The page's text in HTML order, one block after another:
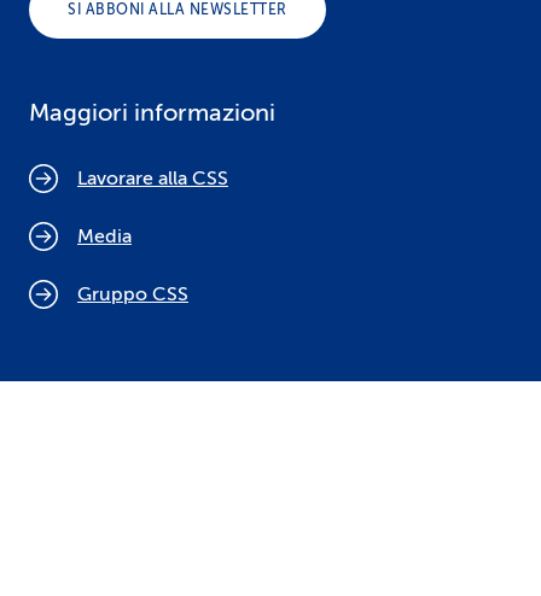
SI ABBONI ALLA NEWSLETTER
Maggiori informazioni
Lavorare alla CSS
Media
Gruppo CSS